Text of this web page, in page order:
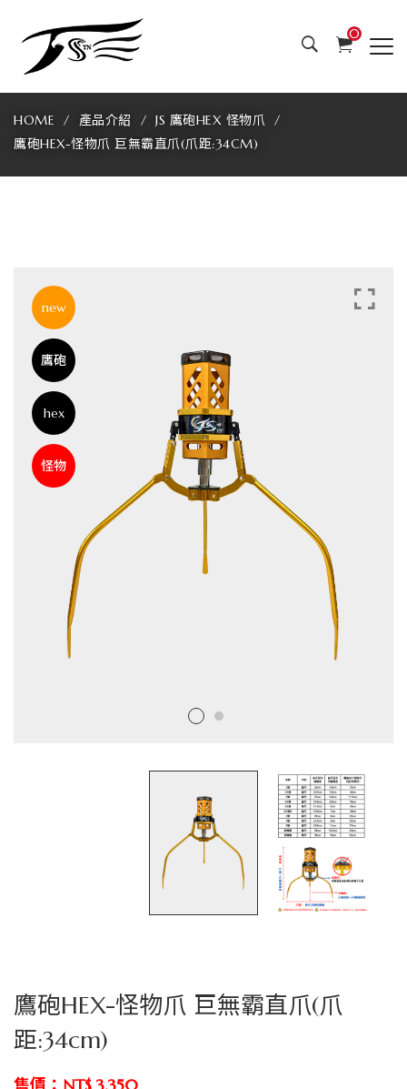
專
業
製
爪
用
的
娃
機
0
HOME 產品介紹
JS 鷹砲HEX 怪物爪
鷹砲HEX-怪物爪 巨無霸直爪(爪距:34CM)
new
鷹砲
hex
怪物
鷹砲HEX-怪物爪 巨無霸直爪(爪
距:34cm)
售價：NT$ 3,350